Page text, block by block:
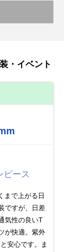
・イベント
ピース
まで上がる日
ですが、日差
気性の良いT
が快適。紫外
安心です。ま